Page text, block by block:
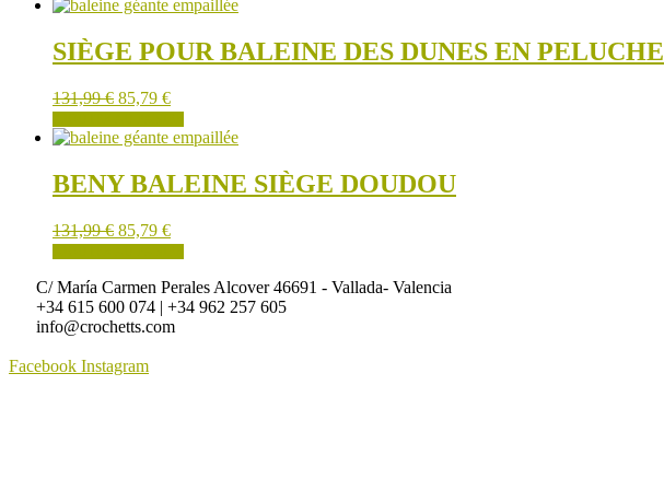
être
sur
la
du
produit
SIÈGE POUR BALEINE DES DUNES EN PELUCHE
131,99€ 85,79 €
BENY BALEINE SIÈGE DOUDOU
131,99€ 85,79 €
C/ María Carmen Perales Alcover 46691 - Vallada- Valencia
+34 615 600 074 | +34 962 257 605
info@crochetts.com
Facebook Instagram